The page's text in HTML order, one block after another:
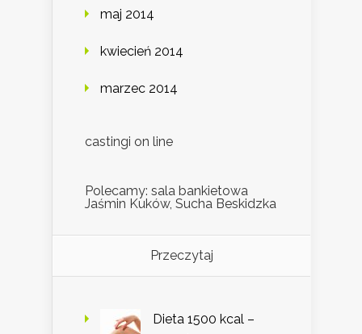
maj 2014
kwiecień 2014
marzec 2014
castingi on line
Polecamy: sala bankietowa
Jaśmin Kuków, Sucha Beskidzka
Przeczytaj
Dieta 1500 kcal –